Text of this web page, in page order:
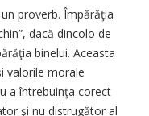
proverb. Împărăţia
dacă dincolo de
binelui. Aceasta
valorile morale
a întrebuinţa corect
şi nu distrugător al